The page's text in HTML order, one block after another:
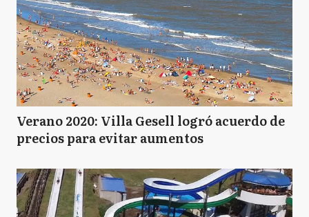
Verano 2020: Villa Gesell logró acuerdo de
precios para evitar aumentos